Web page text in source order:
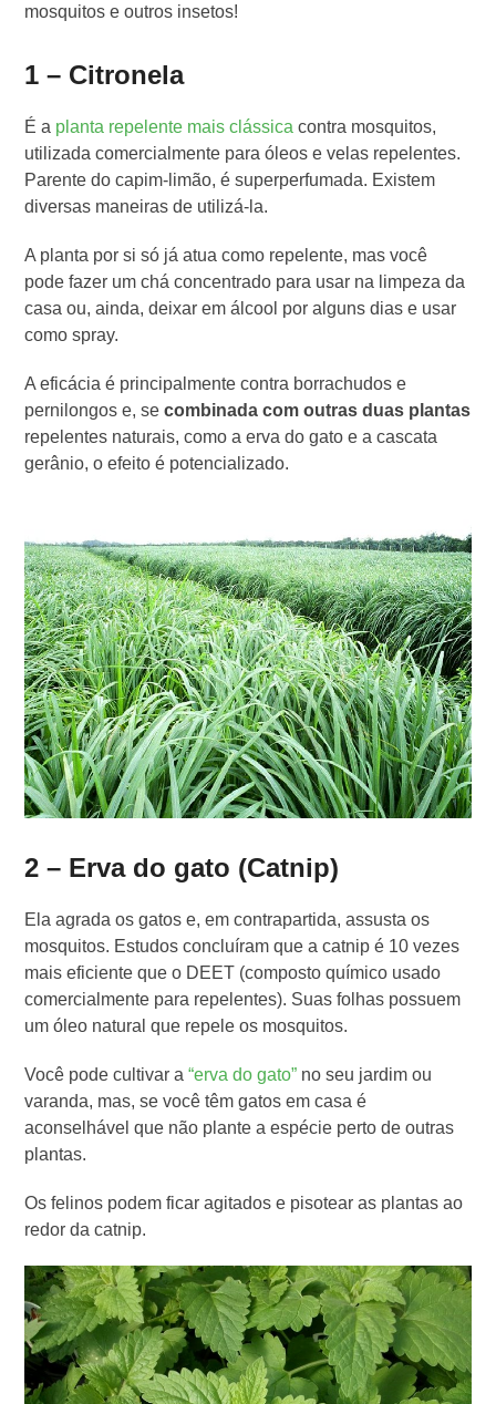
mosquitos e outros insetos!
1 – Citronela
É a planta repelente mais clássica contra mosquitos,
utilizada comercialmente para óleos e velas repelentes.
Parente do capim-limão, é superperfumada. Existem
diversas maneiras de utilizá-la.
A planta por si só já atua como repelente, mas você
pode fazer um chá concentrado para usar na limpeza da
casa ou, ainda, deixar em álcool por alguns dias e usar
como spray.
A eficácia é principalmente contra borrachudos e
pernilongos e, secombinada com outras duas plantas
repelentes naturais, como a erva do gato e a cascata
gerânio, o efeito é potencializado.
2 – Erva do gato (Catnip)
Ela agrada os gatos e, em contrapartida, assusta os
mosquitos. Estudos concluíram que a catnip é 10 vezes
mais eficiente que o DEET (composto químico usado
comercialmente para repelentes). Suas folhas possuem
um óleo natural que repele os mosquitos.
Você pode cultivar a“erva do gato” no seu jardim ou
varanda, mas, se você têm gatos em casa é
aconselhável que não plante a espécie perto de outras
plantas.
Os felinos podem ficar agitados e pisotear as plantas ao
redor da catnip.